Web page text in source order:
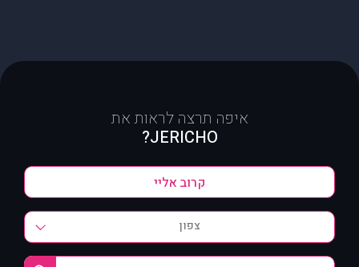
איפה תרצה לראות את
JERICHO?
צפון